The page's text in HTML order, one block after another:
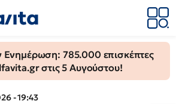
Ενημέρωση: 785.000 επισκέπτες
στις 5 Αυγούστου!
- 19:43